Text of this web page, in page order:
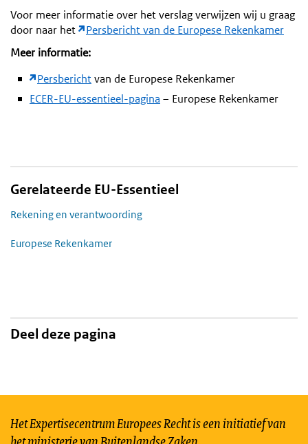
Voor meer informatie over het verslag verwijzen wij u graag
door naar het
Persbericht van de Europese Rekenkamer
Meer informatie:
Persberichtvan de Europese Rekenkamer
ECER-EU-essentieel-pagina – Europese Rekenkamer
Gerelateerde EU-Essentieel
Rekening en verantwoording
Europese Rekenkamer
Deel deze pagina
Het Expertisecentrum Europees Recht is een initiatief van